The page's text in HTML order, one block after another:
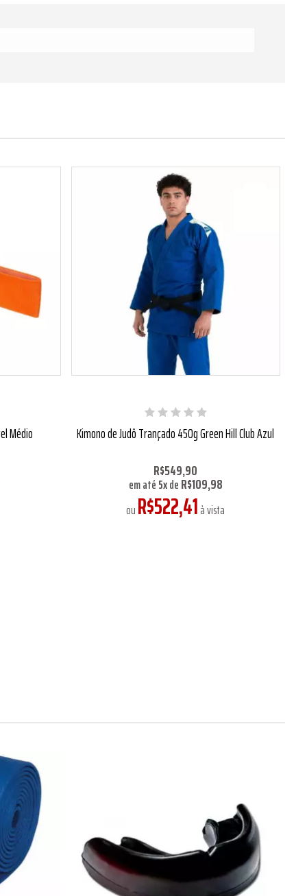
Médio Kimono de Judô Trançado 450g Green Hill Club Azul
R$549,90
em até5xdeR$109,98
ouR$522,41à vista